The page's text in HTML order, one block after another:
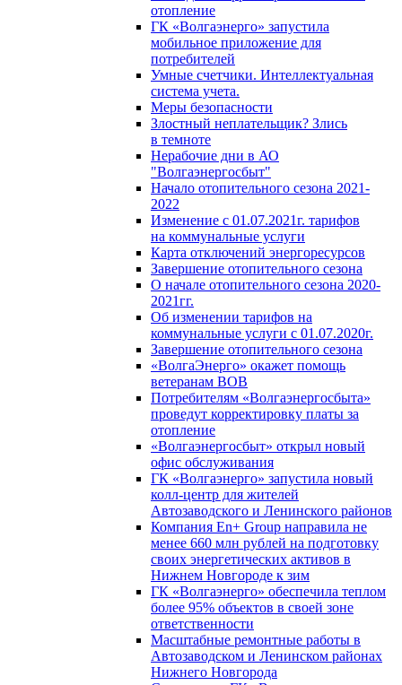
отопление
ГК «Волгаэнерго» запустила
мобильное приложение для
потребителей
Умные счетчики. Интеллектуальная
система учета.
Меры безопасности
Злостный неплательщик? Злись
в темноте
Нерабочие дни в АО
"Волгаэнергосбыт"
Начало отопительного сезона 2021-
2022
Изменение с 01.07.2021г. тарифов
на коммунальные услуги
Карта отключений энергоресурсов
Завершение отопительного сезона
О начале отопительного сезона 2020-
2021гг.
Об изменении тарифов на
коммунальные услуги с 01.07.2020г.
Завершение отопительного сезона
«ВолгаЭнерго» окажет помощь
ветеранам ВОВ
Потребителям «Волгаэнергосбыта»
проведут корректировку платы за
отопление
«Волгаэнергосбыт» открыл новый
офис обслуживания
ГК «Волгаэнерго» запустила новый
колл-центр для жителей
Автозаводского и Ленинского районов
Компания En+ Group направила не
менее 660 млн рублей на подготовку
своих энергетических активов в
Нижнем Новгороде к зим
ГК «Волгаэнерго» обеспечила теплом
более 95% объектов в своей зоне
ответственности
Масштабные ремонтные работы в
Автозаводском и Ленинском районах
Нижнего Новгорода